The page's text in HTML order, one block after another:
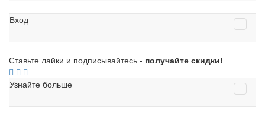
Вход
Ставьте лайки и подписывайтесь - получайте скидки!
Узнайте больше